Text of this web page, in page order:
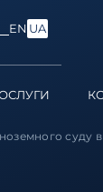
EN UA
суду в